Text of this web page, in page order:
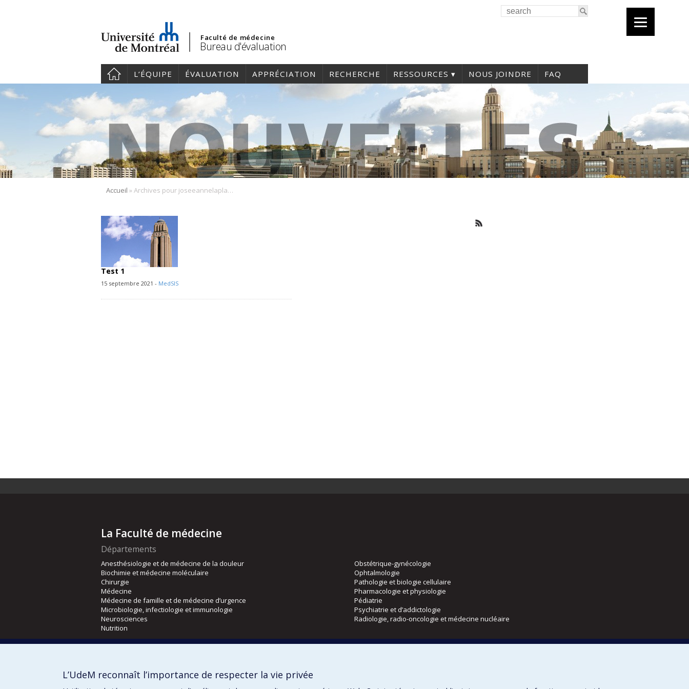
Faculté de médecine
Bureau d'évaluation
L’ÉQUIPE ÉVALUATION APPRÉCIATION RECHERCHE RESSOURCES NOUS JOINDRE FAQ
Accueil » Archives pour joseeannelaplante
Test 1
15 septembre 2021 - MedSIS
La Faculté de médecine
Départements
Anesthésiologie et de médecine de la douleur
Biochimie et médecine moléculaire
Chirurgie
Médecine
Médecine de famille et de médecine d’urgence
Microbiologie, infectiologie et immunologie
Neurosciences
Nutrition
Obstétrique-gynécologie
Ophtalmologie
Pathologie et biologie cellulaire
Pharmacologie et physiologie
Pédiatrie
Psychiatrie et d’addictologie
Radiologie, radio-oncologie et médecine nucléaire
Orthophonie et audiologie
L’UdeM reconnaît l’importance de respecter la vie privée